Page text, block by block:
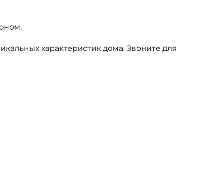
характеристик дома. Звоните для